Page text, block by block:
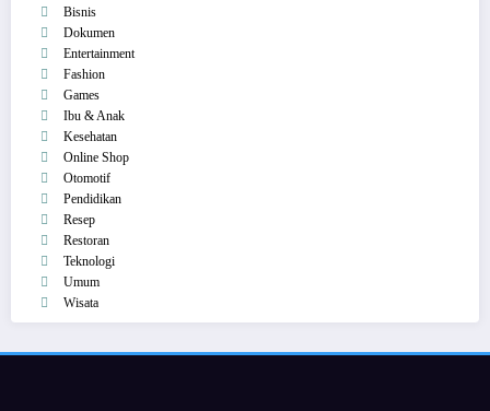
Bisnis
Dokumen
Entertainment
Fashion
Games
Ibu & Anak
Kesehatan
Online Shop
Otomotif
Pendidikan
Resep
Restoran
Teknologi
Umum
Wisata